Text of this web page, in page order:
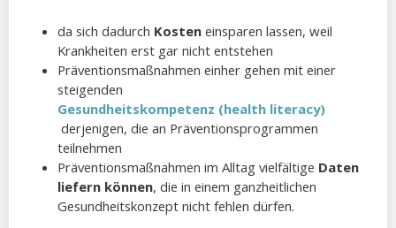
da sich dadurch Kosteneinsparen lassen, weil
Krankheiten erst gar nicht entstehen
Präventionsmaßnahmen einher gehen mit einer
steigenden
Gesundheitskompetenz (health literacy)
derjenigen, die an Präventionsprogrammen
teilnehmen
Präventionsmaßnahmen im Alltag vielfältige Daten
liefern können, die in einem ganzheitlichen
Gesundheitskonzept nicht fehlen dürfen.